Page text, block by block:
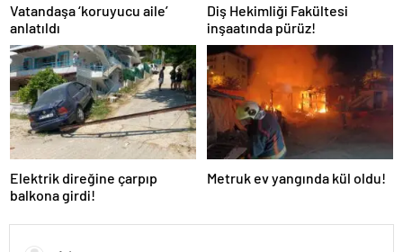
Vatandaşa ‘koruyucu aile’
anlatıldı
Diş Hekimliği Fakültesi
inşaatında pürüz!
Elektrik direğine çarpıp
balkona girdi!
Metruk ev yangında kül oldu!